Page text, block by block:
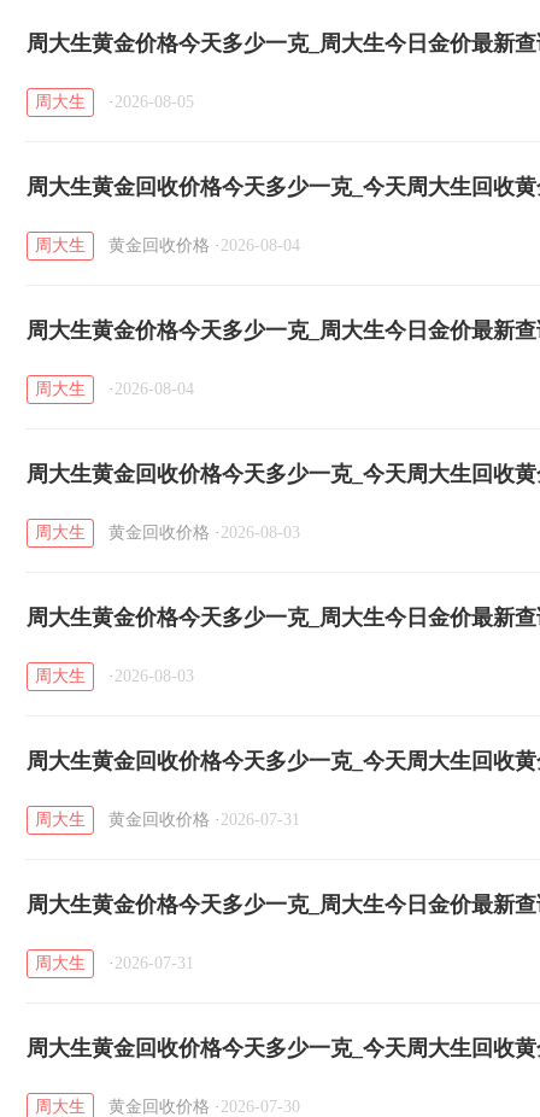
周大生黄金价格今天多少一克_周大生今日金价最新
周大生 · 2026-08-05
周大生黄金回收价格今天多少一克_今天周大生回收
日）
周大生 黄金回收价格 · 2026-08-04
周大生黄金价格今天多少一克_周大生今日金价最新
周大生 · 2026-08-04
周大生黄金回收价格今天多少一克_今天周大生回收
日）
周大生 黄金回收价格 · 2026-08-03
周大生黄金价格今天多少一克_周大生今日金价最新
周大生 · 2026-08-03
周大生黄金回收价格今天多少一克_今天周大生回收
日）
周大生 黄金回收价格 · 2026-07-31
周大生黄金价格今天多少一克_周大生今日金价最新
周大生 · 2026-07-31
周大生黄金回收价格今天多少一克_今天周大生回收
日）
周大生 黄金回收价格 · 2026-07-30